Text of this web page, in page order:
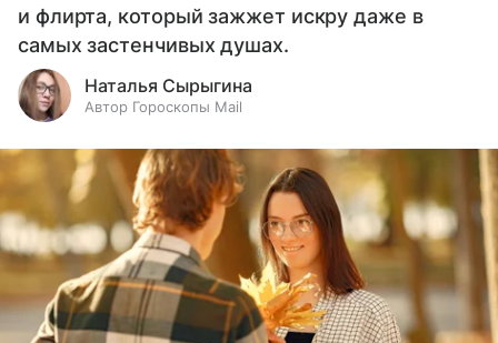
и флирта, который зажжет искру даже в
самых застенчивых душах.
Наталья Сырыгина
Автор Гороскопы Mail